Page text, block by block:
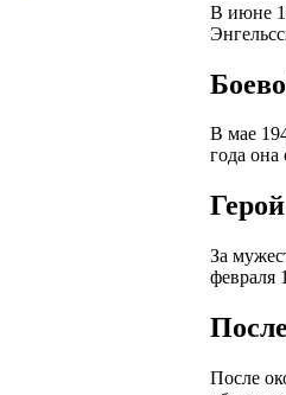
В июне
В мае
года
За
февраля
После